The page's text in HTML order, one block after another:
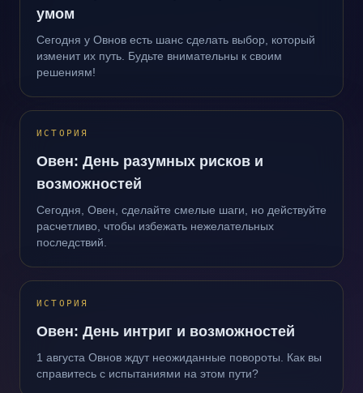
умом
Сегодня у Овнов есть шанс сделать выбор, который
изменит их путь. Будьте внимательны к своим
решениям!
ИСТОРИЯ
Овен: День разумных рисков и
возможностей
Сегодня, Овен, сделайте смелые шаги, но действуйте
расчетливо, чтобы избежать нежелательных
последствий.
ИСТОРИЯ
Овен: День интриг и возможностей
1 августа Овнов ждут неожиданные повороты. Как вы
справитесь с испытаниями на этом пути?